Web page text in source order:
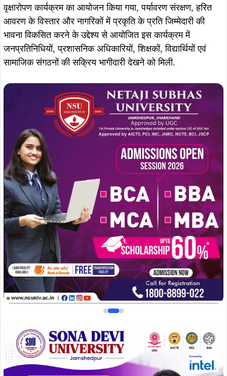
वृक्षारोपण कार्यक्रम का आयोजन किया गया, पर्यावरण संरक्षण, हरित
आवरण के विस्तार और नागरिकों में प्रकृति के प्रति जिम्मेदारी की
भावना विकसित करने के उद्देश्य से आयोजित इस कार्यक्रम में
जनप्रतिनिधियों, प्रशासनिक अधिकारियों, शिक्षकों, विद्यार्थियों एवं
सामाजिक संगठनों की सक्रिय भागीदारी देखने को मिली.